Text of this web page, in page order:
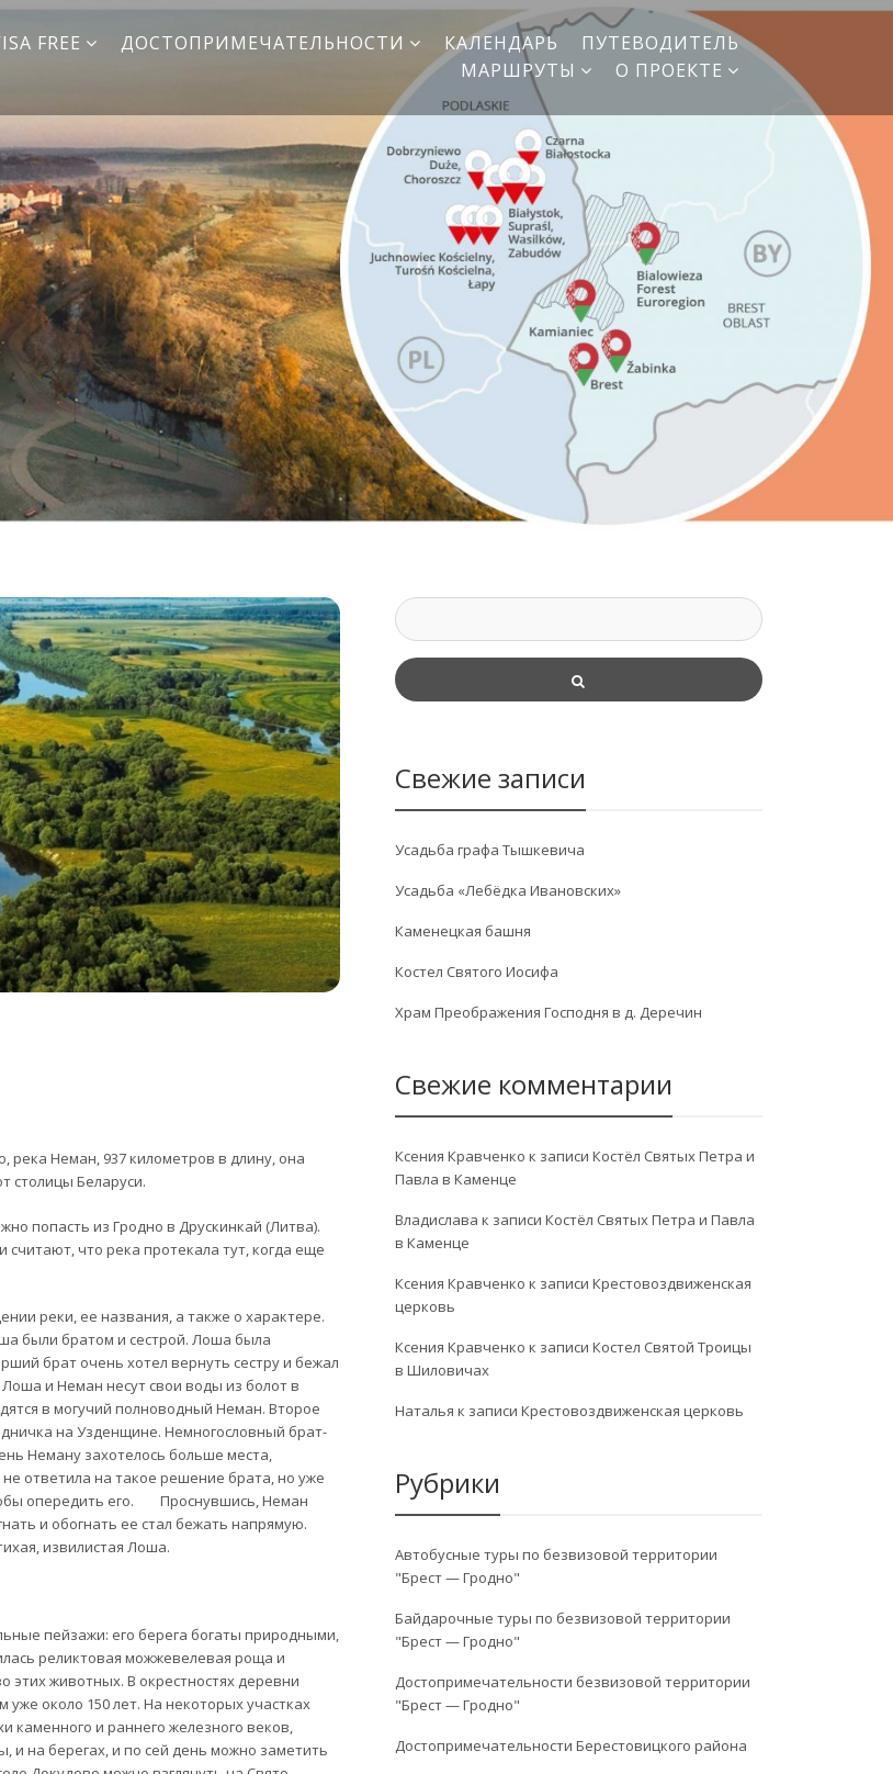
FREE ДОСТОПРИМЕЧАТЕЛЬНОСТИ КАЛЕНДАРЬ
ПУТЕВОДИТЕЛЬ
МАРШРУТЫ
О ПРОЕКТЕ
река Неман, 937 километров в длину, она
столицы Беларуси.
попасть из Гродно в Друскинкай (Литва).
что река протекала тут, когда еще
реки, ее названия, а также о характере.
были братом и сестрой. Лоша была
брат очень хотел вернуть сестру и бежал
Лоша и Неман несут свои воды из болот в
в могучий полноводный Неман. Второе
на Узденщине. Немногословный брат-
Неману захотелось больше места,
ответила на такое решение брата, но уже
опередить его. Проснувшись, Неман
и обогнать ее стал бежать напрямую.
извилистая Лоша.
пейзажи: его берега богаты природными,
реликтовая можжевелевая роща и
этих животных. В окрестностях деревни
около 150 лет. На некоторых участках
каменного и раннего железного веков,
и на берегах, и по сей день можно заметить
Свежие записи
Усадьба графа Тышкевича
Усадьба «Лебёдка Ивановских»
Каменецкая башня
Костел Святого Иосифа
Храм Преображения Господня в д. Деречин
Свежие комментарии
Ксения Кравченко к записи Костёл Святых Петра и
Павла в Каменце
Владислава к записи Костёл Святых Петра и Павла
в Каменце
Ксения Кравченко к записи Крестовоздвиженская
церковь
Ксения Кравченко к записи Костел Святой Троицы
в Шиловичах
Наталья к записи Крестовоздвиженская церковь
Рубрики
Автобусные туры по безвизовой территории
"Брест — Гродно"
Байдарочные туры по безвизовой территории
"Брест — Гродно"
Достопримечательности безвизовой территории
"Брест — Гродно"
Достопримечательности Берестовицкого района